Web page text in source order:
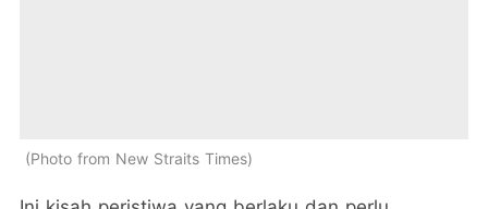
Photo from New Straits Times